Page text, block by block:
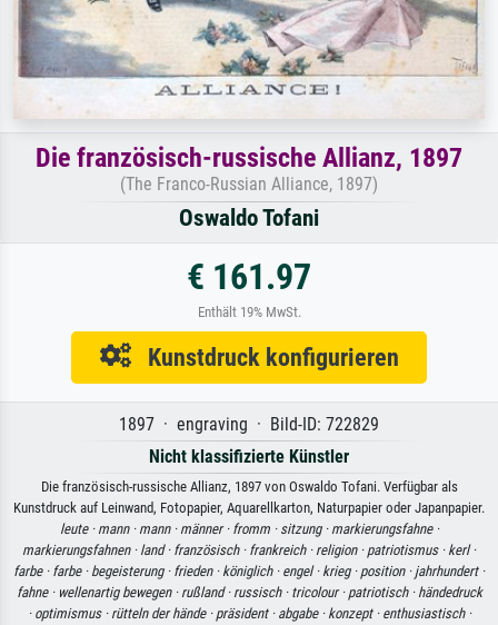
Die französisch-russische Allianz, 1897
(The Franco-Russian Alliance, 1897)
Oswaldo Tofani
€ 161.97
Enthält 19% MwSt.
Kunstdruck konfigurieren
1897 · engraving · Bild-ID: 722829
Nicht klassifizierte Künstler
Die französisch-russische Allianz, 1897 von Oswaldo Tofani. Verfügbar als
Kunstdruck auf Leinwand, Fotopapier, Aquarellkarton, Naturpapier oder Japanpapier.
leute · mann · mann · männer · fromm · sitzung · markierungsfahne ·
markierungsfahnen · land · französisch · frankreich · religion · patriotismus · kerl ·
farbe · farbe · begeisterung · frieden · königlich · engel · krieg · position · jahrhundert ·
fahne · wellenartig bewegen · rußland · russisch · tricolour · patriotisch · händedruck
· optimismus · rütteln der hände · präsident · abgabe · konzept · enthusiastisch ·